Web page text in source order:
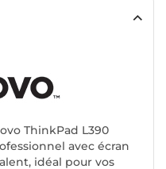
ThinkPad L390
avec écran
idéal pour vos